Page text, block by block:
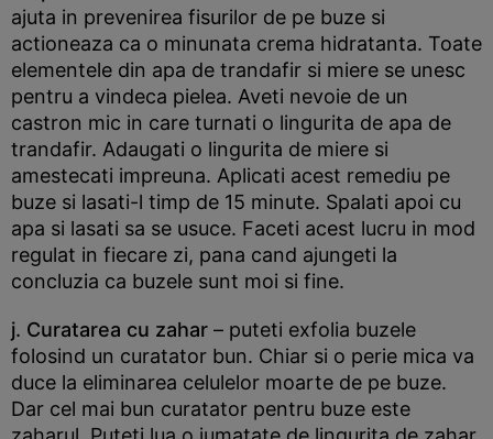
ajuta in prevenirea fisurilor de pe buze si
actioneaza ca o minunata crema hidratanta. Toate
elementele din apa de trandafir si miere se unesc
pentru a vindeca pielea. Aveti nevoie de un
castron mic in care turnati o lingurita de apa de
trandafir. Adaugati o lingurita de miere si
amestecati impreuna. Aplicati acest remediu pe
buze si lasati-l timp de 15 minute. Spalati apoi cu
apa si lasati sa se usuce. Faceti acest lucru in mod
regulat in fiecare zi, pana cand ajungeti la
concluzia ca buzele sunt moi si fine.
j. Curatarea cu zahar – puteti exfolia buzele
folosind un curatator bun. Chiar si o perie mica va
duce la eliminarea celulelor moarte de pe buze.
Dar cel mai bun curatator pentru buze este